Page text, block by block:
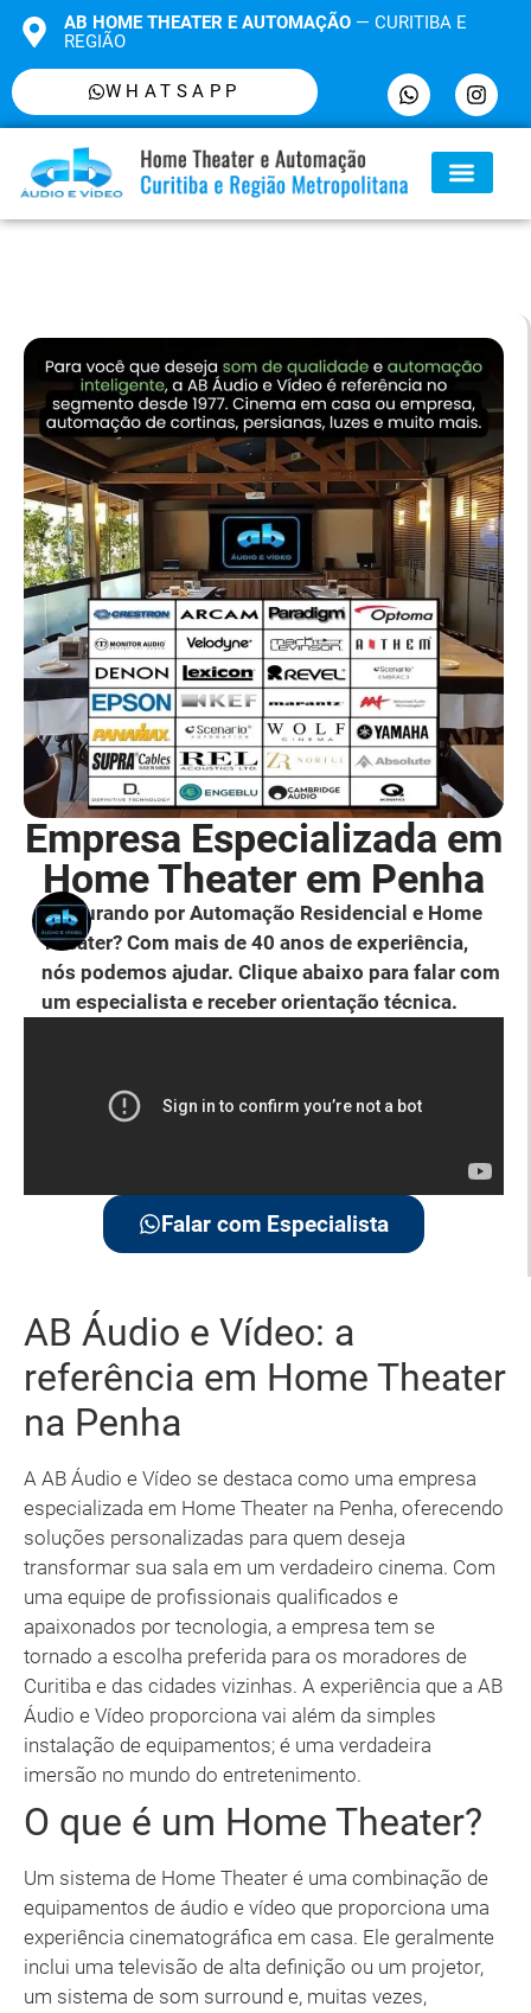
AB HOME THEATER E AUTOMAÇÃO— CURITIBA E
REGIÃO
WHATSAPP
Empresa Especializada em
Home Theater em Penha
Procurando por Automação Residencial e Home
Theater? Com mais de 40 anos de experiência,
nós podemos ajudar. Clique abaixo para falar com
um especialista e receber orientação técnica.
Falar com Especialista
AB Áudio e Vídeo: a
referência em Home Theater
na Penha
A AB Áudio e Vídeo se destaca como uma empresa
especializada em Home Theater na Penha, oferecendo
soluções personalizadas para quem deseja
transformar sua sala em um verdadeiro cinema. Com
uma equipe de profissionais qualificados e
apaixonados por tecnologia, a empresa tem se
tornado a escolha preferida para os moradores de
Curitiba e das cidades vizinhas. A experiência que a AB
Áudio e Vídeo proporciona vai além da simples
instalação de equipamentos; é uma verdadeira
imersão no mundo do entretenimento.
O que é um Home Theater?
Um sistema de Home Theater é uma combinação de
equipamentos de áudio e vídeo que proporciona uma
experiência cinematográfica em casa. Ele geralmente
inclui uma televisão de alta definição ou um projetor,
um sistema de som surround e, muitas vezes,